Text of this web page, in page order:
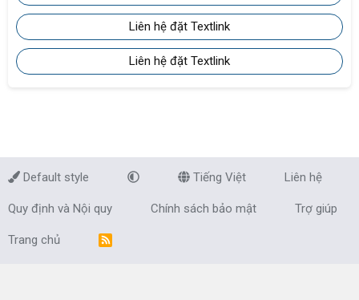
Liên hệ đặt Textlink
Liên hệ đặt Textlink
Default style Tiếng Việt Liên hệ
Quy định và Nội quy Chính sách bảo mật Trợ giúp
Trang chủ
R